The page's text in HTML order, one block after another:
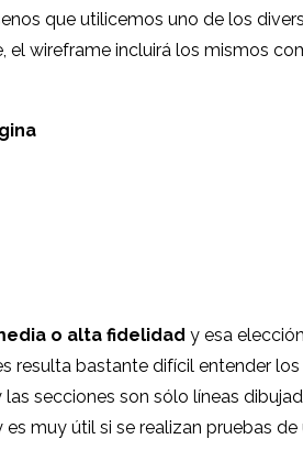
que utilicemos uno de los
wireframe incluirá los mismos
o alta fidelidad y esa
resulta bastante difícil entender
secciones son sólo líneas
muy útil si se realizan pruebas de